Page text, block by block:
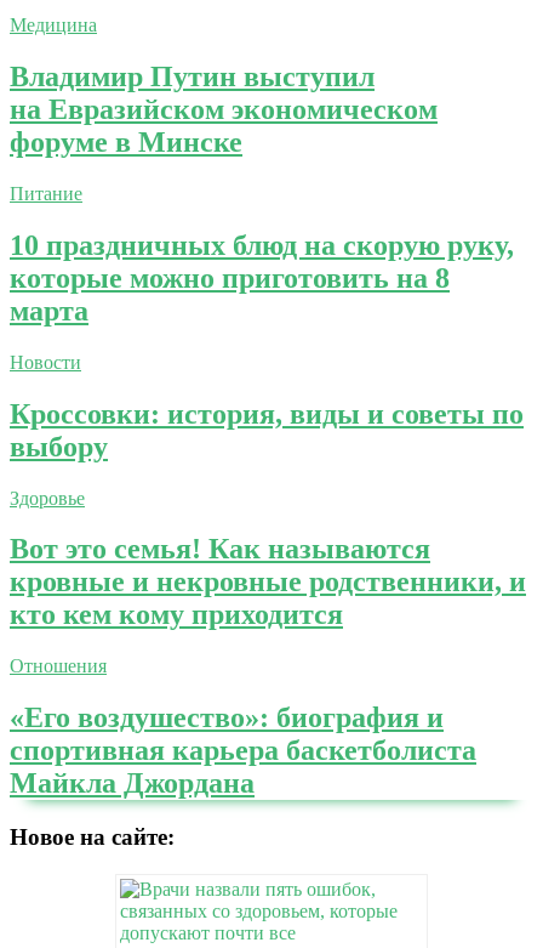
Медицина
Владимир Путин выступил
на Евразийском экономическом
форуме в Минске
Питание
10 праздничных блюд на скорую руку,
которые можно приготовить на 8
марта
Новости
Кроссовки: история, виды и советы по
выбору
Здоровье
Вот это семья! Как называются
кровные и некровные родственники, и
кто кем кому приходится
Отношения
«Его воздушество»: биография и
спортивная карьера баскетболиста
Майкла Джордана
Новое на сайте: